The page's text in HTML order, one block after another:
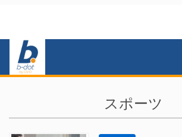
スポーツ